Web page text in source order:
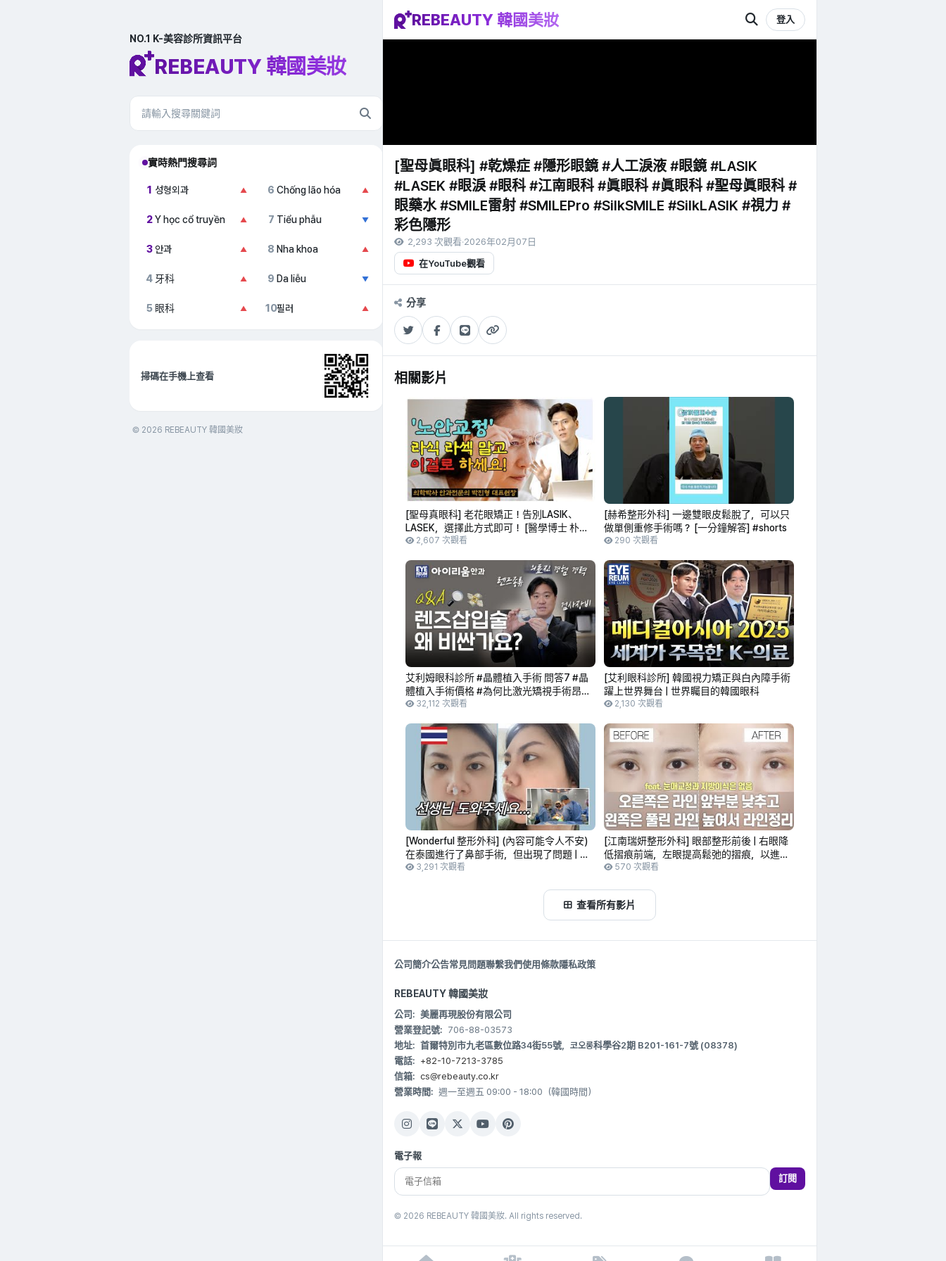
NO.1 K-美容診所資訊平台
REBEAUTY 韓國美妝
實時熱門搜尋詞
1 성형외과 ▲
2 Y học cổ truyền ▲
3 안과 ▲
4 牙科 ▲
5 眼科 ▲
6 Chống lão hóa ▲
7 Tiểu phẫu ▼
8 Nha khoa ▲
9 Da liễu ▼
10필러 ▲
掃碼在手機上查看
© 2026 REBEAUTY 韓國美妝
REBEAUTY 韓國美妝 登入
[聖母眞眼科] #乾燥症 #隱形眼鏡 #人工淚液 #眼鏡 #LASIK
#LASEK #眼淚 #眼科 #江南眼科 #眞眼科 #眞眼科 #聖母眞眼科 #
眼藥水 #SMILE雷射 #SMILEPro #SilkSMILE #SilkLASIK #視力 #
彩色隱形
2,293 次觀看·2026年02月07日
在YouTube觀看
分享
相關影片
[聖母真眼科] 老花眼矯正！告別LASIK、
LASEK，選擇此方式即可！ [醫學博士 朴鎭
亨 代表院長]
2,607 次觀看
[赫希整形外科] 一邊雙眼皮鬆脫了，可以只
做單側重修手術嗎？ [一分鐘解答] #shorts
290 次觀看
艾利姆眼科診所 #晶體植入手術 問答7 #晶
體植入手術價格 #為何比激光矯視手術昂
貴？ #ICL價格 差異 完整解析
32,112 次觀看
[艾利眼科診所] 韓國視力矯正與白內障手術
躍上世界舞台 | 世界矚目的韓國眼科
2,130 次觀看
[Wonderful 整形外科] (內容可能令人不安)
在泰國進行了鼻部手術，但出現了問題 | 嬰
兒保護艙 X Wonderful 整形外科
3,291 次觀看
[江南瑞妍整形外科] 眼部整形前後 | 右眼降
低摺痕前端，左眼提高鬆弛的摺痕，以進行
摺痕調整 | 無眼瞼下垂矯正及脂肪移植
570 次觀看
查看所有影片
公司簡介公告常見問題聯繫我們使用條款隱私政策
REBEAUTY 韓國美妝
公司: 美麗再現股份有限公司
營業登記號: 706-88-03573
地址: 首爾特別市九老區數位路34街55號，코오롱科學谷2期 B201-161-7號 (08378)
電話: +82-10-7213-3785
信箱: cs@rebeauty.co.kr
營業時間: 週一至週五 09:00 - 18:00（韓國時間）
電子報
訂閱
© 2026 REBEAUTY 韓國美妝. All rights reserved.